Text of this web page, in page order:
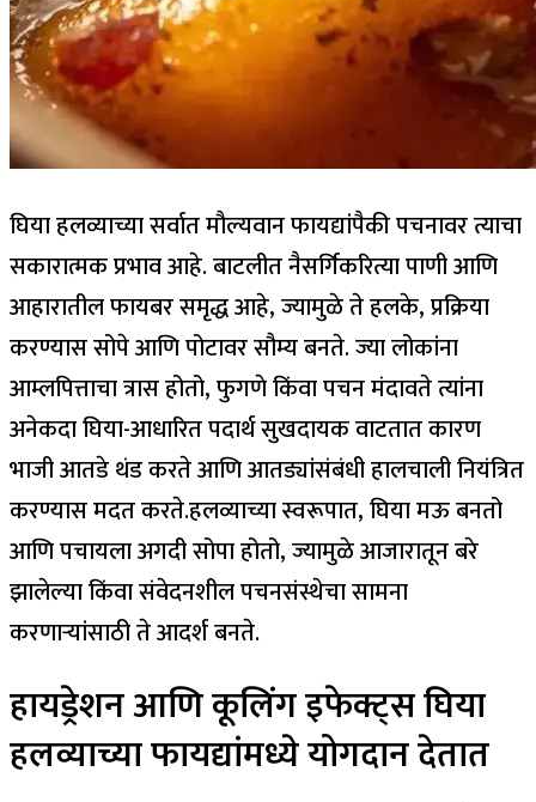
घिया हलव्याच्या सर्वात मौल्यवान फायद्यांपैकी पचनावर त्याचा
सकारात्मक प्रभाव आहे. बाटलीत नैसर्गिकरित्या पाणी आणि
आहारातील फायबर समृद्ध आहे, ज्यामुळे ते हलके, प्रक्रिया
करण्यास सोपे आणि पोटावर सौम्य बनते. ज्या लोकांना
आम्लपित्ताचा त्रास होतो, फुगणे किंवा पचन मंदावते त्यांना
अनेकदा घिया-आधारित पदार्थ सुखदायक वाटतात कारण
भाजी आतडे थंड करते आणि आतड्यांसंबंधी हालचाली नियंत्रित
करण्यास मदत करते.हलव्याच्या स्वरूपात, घिया मऊ बनतो
आणि पचायला अगदी सोपा होतो, ज्यामुळे आजारातून बरे
झालेल्या किंवा संवेदनशील पचनसंस्थेचा सामना
करणाऱ्यांसाठी ते आदर्श बनते.
हायड्रेशन आणि कूलिंग इफेक्ट्स घिया
हलव्याच्या फायद्यांमध्ये योगदान देतात